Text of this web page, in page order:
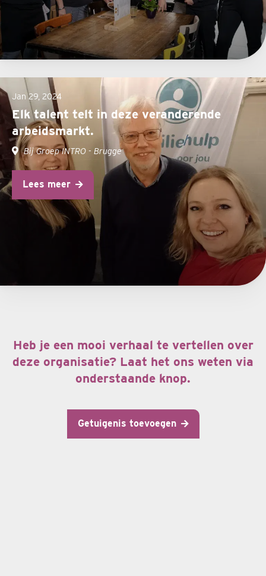
Jan 29, 2024
Elk talent telt in deze veranderende
arbeidsmarkt.
Bij Groep INTRO - Brugge
Lees meer
Heb je een mooi verhaal te vertellen over
deze organisatie? Laat het ons weten via
onderstaande knop.
Getuigenis toevoegen